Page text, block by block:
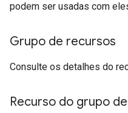
podem ser usadas com
Grupo de recursos
Consulte os detalhes do
Recurso do grupo